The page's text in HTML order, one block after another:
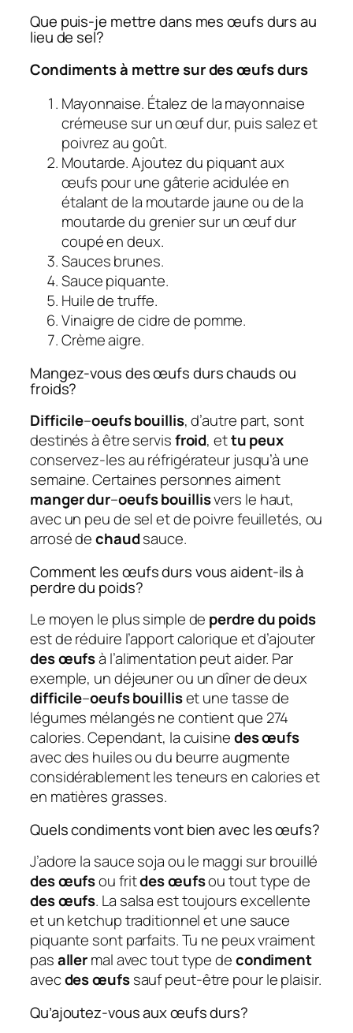
Que puis-je mettre dans mes œufs durs au
lieu de sel?
Condiments à mettre sur des œufs durs
Mayonnaise. Étalez de la mayonnaise
crémeuse sur un œuf dur, puis salez et
poivrez au goût.
Moutarde. Ajoutez du piquant aux
œufs pour une gâterie acidulée en
étalant de la moutarde jaune ou de la
moutarde du grenier sur un œuf dur
coupé en deux.
Sauces brunes.
Sauce piquante.
Huile de truffe.
Vinaigre de cidre de pomme.
Crème aigre.
Mangez-vous des œufs durs chauds ou
froids?
Difficile–oeufs bouillis, d’autre part, sont
destinés à être servisfroid, ettu peux
conservez-les au réfrigérateur jusqu’à une
semaine. Certaines personnes aiment
manger dur–oeufs bouillisvers le haut,
avec un peu de sel et de poivre feuilletés, ou
arrosé dechaudsauce.
Comment les œufs durs vous aident-ils à
perdre du poids?
Le moyen le plus simple de perdre du poids
est de réduire l’apport calorique et d’ajouter
des œufsà l’alimentation peut aider. Par
exemple, un déjeuner ou un dîner de deux
difficile–oeufs bouilliset une tasse de
légumes mélangés ne contient que 274
calories. Cependant, la cuisinedes œufs
avec des huiles ou du beurre augmente
considérablement les teneurs en calories et
en matières grasses.
Quels condiments vont bien avec les œufs?
J’adore la sauce soja ou le maggi sur brouillé
des œufsou fritdes œufsou tout type de
des œufs. La salsa est toujours excellente
et un ketchup traditionnel et une sauce
piquante sont parfaits. Tu ne peux vraiment
pasallermal avec tout type decondiment
avecdes œufssauf peut-être pour le plaisir.
Qu’ajoutez-vous aux œufs durs?